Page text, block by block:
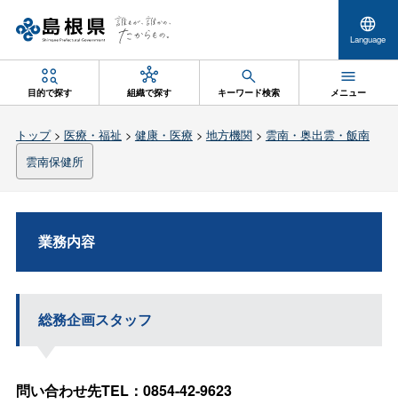
Language
目的で探す 組織で探す キーワード検索 メニュー
トップ> 医療・福祉 > 健康・医療 > 地方機関> 雲南・奥出雲・飯南
雲南保健所
業務内容
総務企画スタッフ
問い合わせ先TEL：0854-42-9623